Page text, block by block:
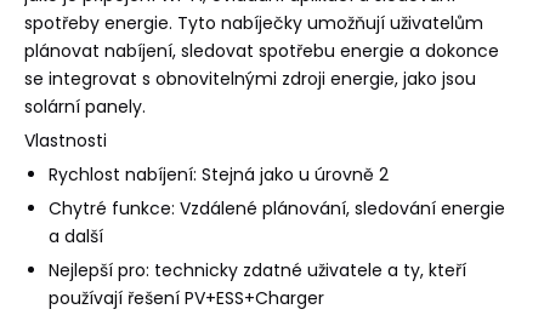
spotřeby energie. Tyto nabíječky umožňují uživatelům
plánovat nabíjení, sledovat spotřebu energie a dokonce
se integrovat s obnovitelnými zdroji energie, jako jsou
solární panely.
Vlastnosti
Rychlost nabíjení: Stejná jako u úrovně 2
Chytré funkce: Vzdálené plánování, sledování energie
a další
Nejlepší pro: technicky zdatné uživatele a ty, kteří
používají řešení PV+ESS+Charger